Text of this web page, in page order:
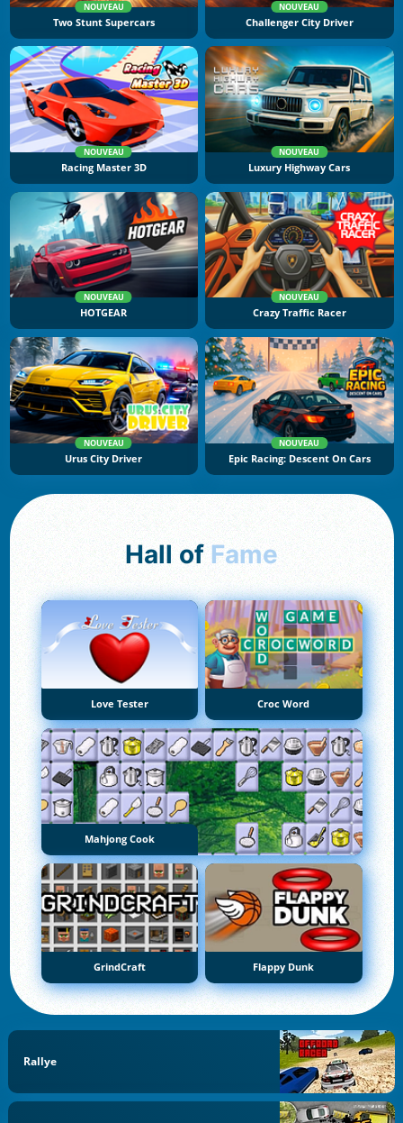
NOUVEAU
Two Stunt Supercars
NOUVEAU
Challenger City Driver
NOUVEAU
Racing Master 3D
NOUVEAU
Luxury Highway Cars
NOUVEAU
HOTGEAR
NOUVEAU
Crazy Traffic Racer
NOUVEAU
Urus City Driver
NOUVEAU
Epic Racing: Descent On Cars
Hall of Fame
Love Tester Croc Word
Mahjong Cook
GrindCraft Flappy Dunk
Rallye